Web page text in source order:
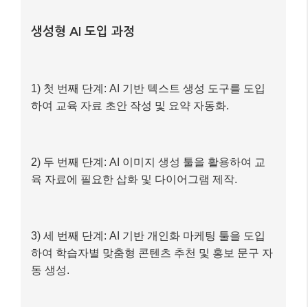
생성형 AI 도입 과정
1) 첫 번째 단계: AI 기반 텍스트 생성 도구를 도입
하여 교육 자료 초안 작성 및 요약 자동화.
2) 두 번째 단계: AI 이미지 생성 툴을 활용하여 교
육 자료에 필요한 삽화 및 다이어그램 제작.
3) 세 번째 단계: AI 기반 개인화 마케팅 툴을 도입
하여 학습자별 맞춤형 콘텐츠 추천 및 홍보 문구 자
동 생성.